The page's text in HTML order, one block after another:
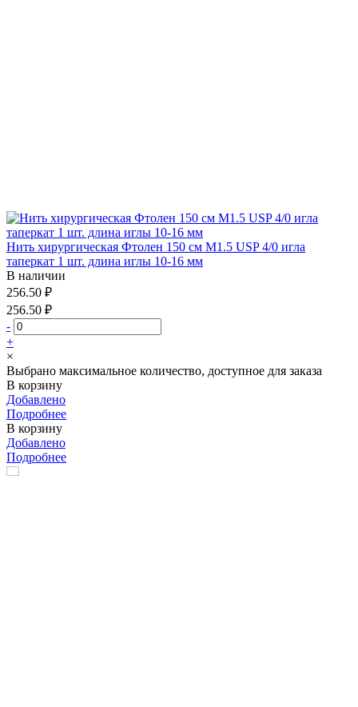
Нить хирургическая Фтолен 150 см М1.5 USP 4/0 игла
таперкат 1 шт. длина иглы 10-16 мм
В наличии
256.50 ₽
256.50 ₽
-
+
×
Выбрано максимальное количество, доступное для заказа
В корзину
Добавлено
Подробнее
В корзину
Добавлено
Подробнее